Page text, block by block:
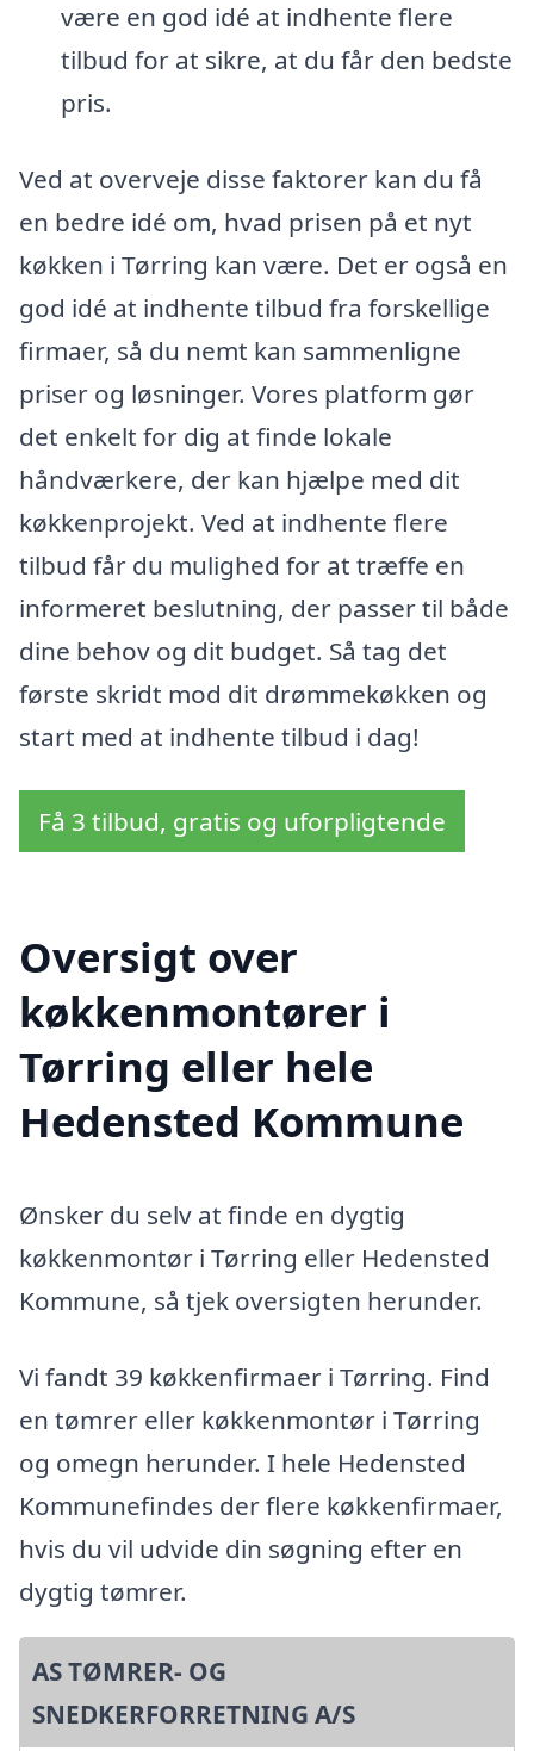
være en god idé at indhente flere
tilbud for at sikre, at du får den bedste
pris.
Ved at overveje disse faktorer kan du få
en bedre idé om, hvad prisen på et nyt
køkken i Tørring kan være. Det er også en
god idé at indhente tilbud fra forskellige
firmaer, så du nemt kan sammenligne
priser og løsninger. Vores platform gør
det enkelt for dig at finde lokale
håndværkere, der kan hjælpe med dit
køkkenprojekt. Ved at indhente flere
tilbud får du mulighed for at træffe en
informeret beslutning, der passer til både
dine behov og dit budget. Så tag det
første skridt mod dit drømmekøkken og
start med at indhente tilbud i dag!
Få 3 tilbud, gratis og uforpligtende
Oversigt over
køkkenmontører i
Tørring eller hele
Hedensted Kommune
Ønsker du selv at finde en dygtig
køkkenmontør i Tørring eller Hedensted
Kommune, så tjek oversigten herunder.
Vi fandt 39 køkkenfirmaer i Tørring. Find
en tømrer eller køkkenmontør i Tørring
og omegn herunder. I hele Hedensted
Kommunefindes der flere køkkenfirmaer,
hvis du vil udvide din søgning efter en
dygtig tømrer.
AS TØMRER- OG
SNEDKERFORRETNING A/S